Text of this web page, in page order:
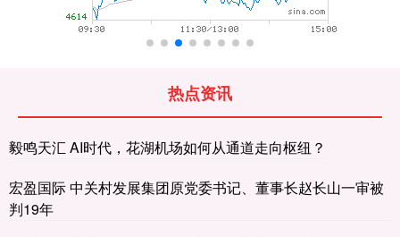
热点资讯
毅鸣天汇 AI时代，花湖机场如何从通道走向枢纽？
宏盈国际 中关村发展集团原党委书记、董事长赵长山一审被
判19年